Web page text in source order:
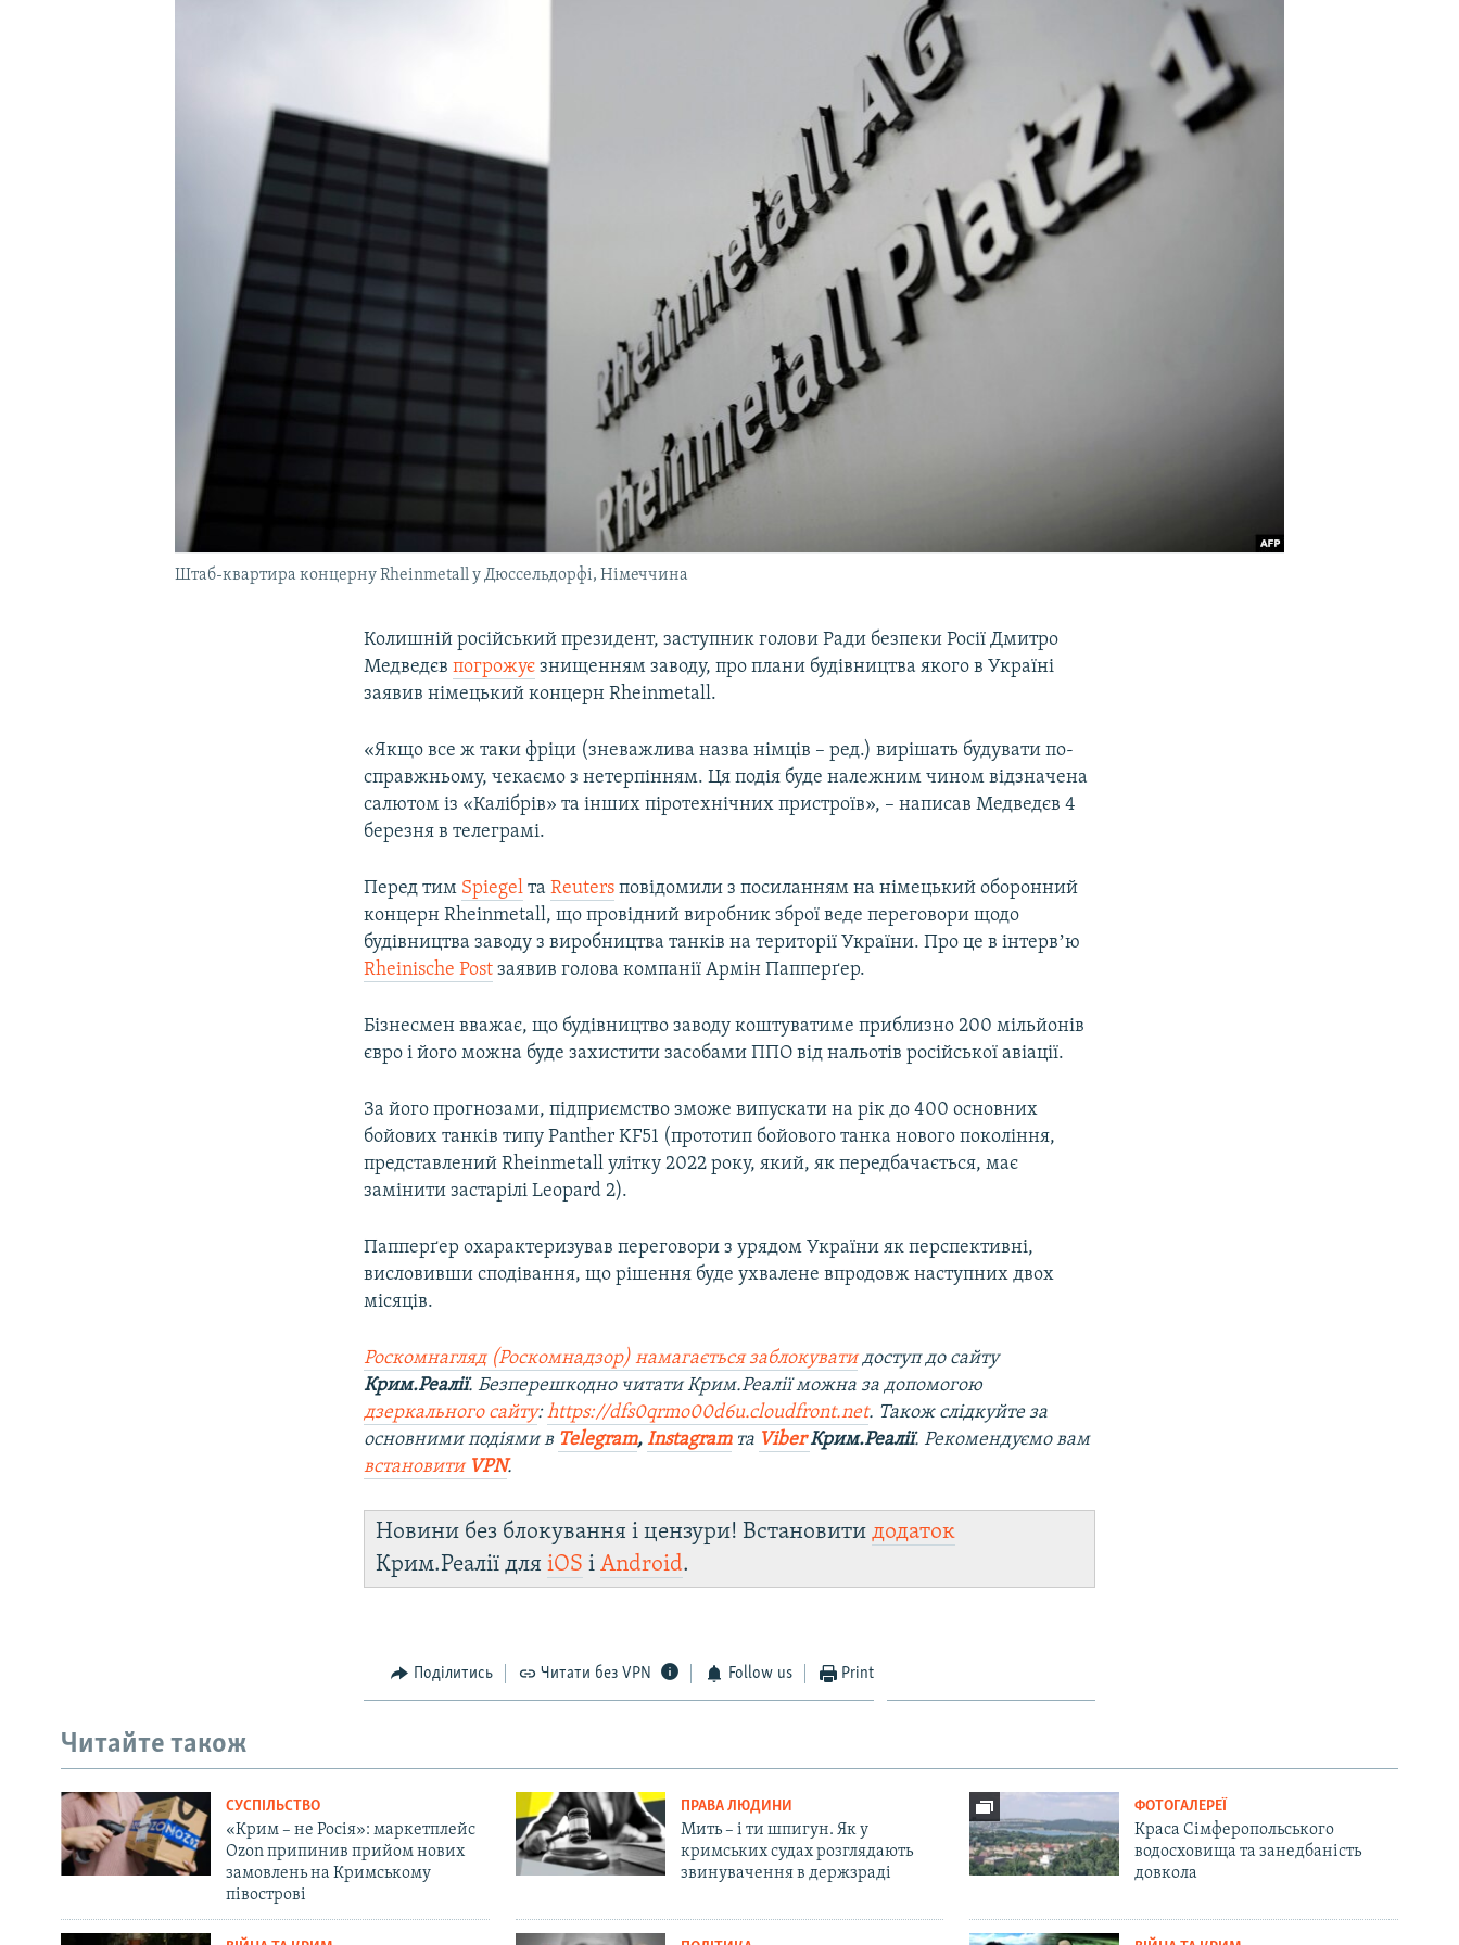
Штаб-квартира концерну Rheinmetall у Дюссельдорфі, Німеччина
Колишній російський президент, заступник голови Ради безпеки Росії Дмитро
Медведєвпогрожує знищенням заводу, про плани будівництва якого в Україні
заявив німецький концерн Rheinmetall.
«Якщо все ж таки фріци (зневажлива назва німців – ред.) вирішать будувати по-
справжньому, чекаємо з нетерпінням. Ця подія буде належним чином відзначена
салютом із «Калібрів» та інших піротехнічних пристроїв», – написав Медведєв 4
березня в телеграмі.
Перед тим Spiegel таReuters повідомили з посиланням на німецький оборонний
концерн Rheinmetall, що провідний виробник зброї веде переговори щодо
будівництва заводу з виробництва танків на території України. Про це в інтервʼю
Rheinische Post заявив голова компанії Армін Папперґер.
Бізнесмен вважає, що будівництво заводу коштуватиме приблизно 200 мільйонів
євро і його можна буде захистити засобами ППО від нальотів російської авіації.
За його прогнозами, підприємство зможе випускати на рік до 400 основних
бойових танків типу Panther KF51 (прототип бойового танка нового покоління,
представлений Rheinmetall улітку 2022 року, який, як передбачається, має
замінити застарілі Leopard 2).
Папперґер охарактеризував переговори з урядом України як перспективні,
висловивши сподівання, що рішення буде ухвалене впродовж наступних двох
місяців.
Роскомнагляд (Роскомнадзор) намагається заблокуватидоступ до сайту
Крим.Реалії. Безперешкодно читати Крим.Реалії можна за допомогою
дзеркального сайту:https://dfs0qrmo00d6u.cloudfront.net. Також слідкуйте за
основними подіями в Telegram,Instagramта ViberКрим.Реалії. Рекомендуємо вам
встановити VPN.
Новини без блокування і цензури! Встановитидодаток
Крим.Реалії дляiOS іAndroid.
Поділитись Читати без VPN Follow us Print
Читайте також
СУСПІЛЬСТВО
«Крим – не Росія»: маркетплейс
Ozon припинив прийом нових
замовлень на Кримському
півострові
ПРАВА ЛЮДИНИ
Мить – і ти шпигун. Як у
кримських судах розглядають
звинувачення в держзраді
ФОТОГАЛЕРЕЇ
Краса Сімферопольського
водосховища та занедбаність
довкола